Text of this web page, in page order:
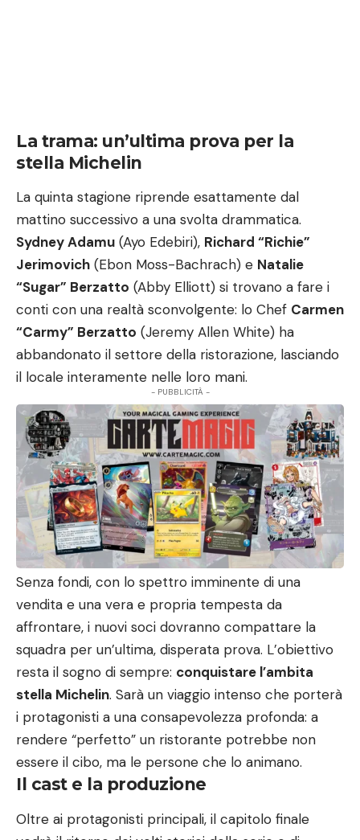
La trama: un’ultima prova per la
stella Michelin
La quinta stagione riprende esattamente dal
mattino successivo a una svolta drammatica.
Sydney Adamu (Ayo Edebiri), Richard “Richie”
Jerimovich (Ebon Moss-Bachrach) e Natalie
“Sugar” Berzatto (Abby Elliott) si trovano a fare i
conti con una realtà sconvolgente: lo Chef Carmen
“Carmy” Berzatto (Jeremy Allen White) ha
abbandonato il settore della ristorazione, lasciando
il locale interamente nelle loro mani.
- PUBBLICITÀ -
Senza fondi, con lo spettro imminente di una
vendita e una vera e propria tempesta da
affrontare, i nuovi soci dovranno compattare la
squadra per un’ultima, disperata prova. L’obiettivo
resta il sogno di sempre: conquistare l’ambita
stella Michelin. Sarà un viaggio intenso che porterà
i protagonisti a una consapevolezza profonda: a
rendere “perfetto” un ristorante potrebbe non
essere il cibo, ma le persone che lo animano.
Il cast e la produzione
Oltre ai protagonisti principali, il capitolo finale